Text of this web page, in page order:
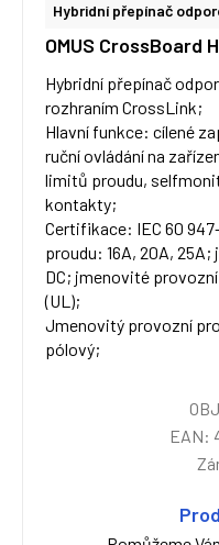
Hybridní přepínač
OMUS CrossBoard
Hybridní přepínač
rozhraním CrossLink;
Hlavní funkce: cílené
ruční ovládání na
limitů proudu,
kontakty;
Certifikace: IEC 60
proudu: 16A, 20A,
DC; jmenovité
(UL);
Jmenovitý provozní
pólový;
EAN: